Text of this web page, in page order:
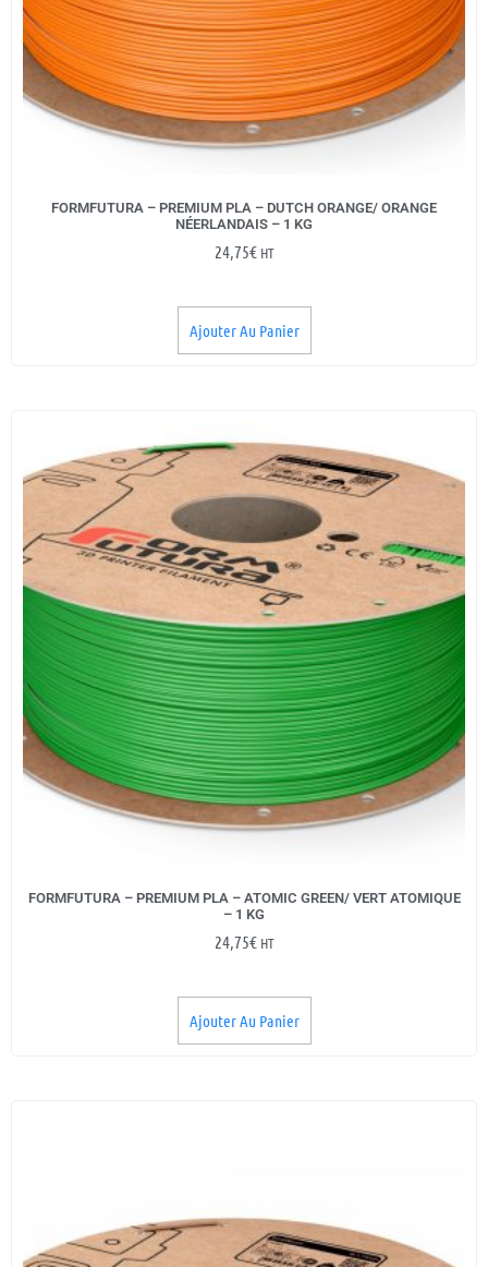
FORMFUTURA – PREMIUM PLA – DUTCH ORANGE/ ORANGE
NÉERLANDAIS – 1 KG
24,75€ HT
Ajouter Au Panier
FORMFUTURA – PREMIUM PLA – ATOMIC GREEN/ VERT ATOMIQUE
– 1 KG
24,75€ HT
Ajouter Au Panier